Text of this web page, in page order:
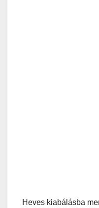
Heves kiabálásba